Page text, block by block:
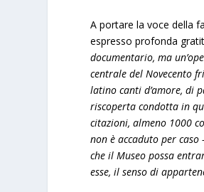
A portare la voce della
espresso profonda
documentario, ma
centrale del Novecento
latino canti d’amore, di
riscoperta condotta in
citazioni, almeno 1000
non è accaduto per
che il Museo possa
esse, il senso di